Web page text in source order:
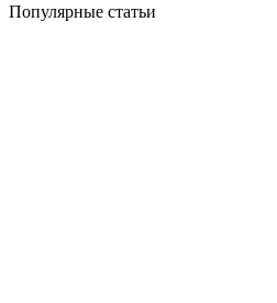
Популярные статьи